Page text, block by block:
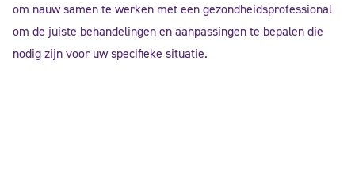
om nauw samen te werken met een gezondheidsprofessional
om de juiste behandelingen en aanpassingen te bepalen die
nodig zijn voor uw specifieke situatie.